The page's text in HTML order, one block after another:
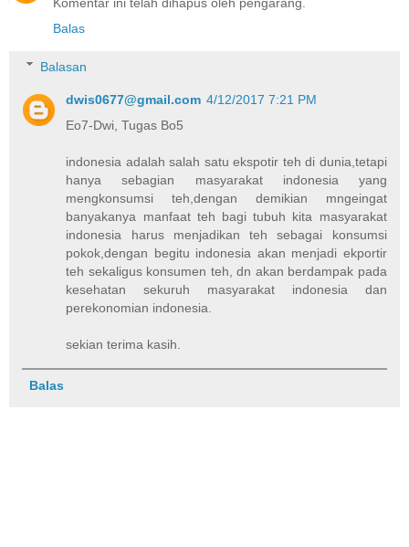
Balas
Balasan
dwis0677@gmail.com 4/12/2017 7:21 PM
Eo7-Dwi, Tugas Bo5
indonesia adalah salah satu ekspotir teh di dunia,tetapi
hanya sebagian masyarakat indonesia yang
mengkonsumsi teh,dengan demikian mngeingat
banyakanya manfaat teh bagi tubuh kita masyarakat
indonesia harus menjadikan teh sebagai konsumsi
pokok,dengan begitu indonesia akan menjadi ekportir
teh sekaligus konsumen teh, dn akan berdampak pada
kesehatan sekuruh masyarakat indonesia dan
perekonomian indonesia.
sekian terima kasih.
Balas